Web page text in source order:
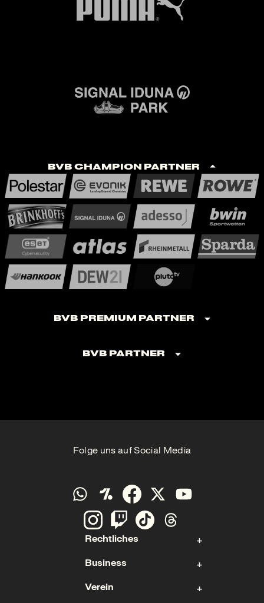
BVB Champion Partner
BVB Premium Partner
BVB Partner
Folge uns auf Social Media
Rechtliches
Kontakt
Impressum
Business
Aktie
Verein